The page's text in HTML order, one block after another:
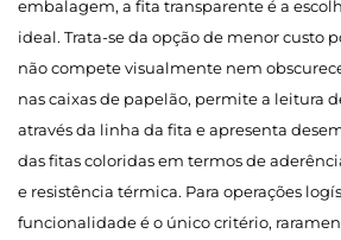
embalagem, a fita transparente é a
ideal. Trata-se da opção de menor custo
não compete visualmente nem
nas caixas de papelão, permite a leitura
através da linha da fita e apresenta
das fitas coloridas em termos de
e resistência térmica. Para operações
funcionalidade é o único critério,